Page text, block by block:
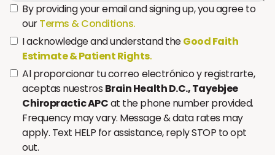
By providing your email and signing up, you agree to
ourTerms & Conditions.
I acknowledge and understand theGood Faith
Estimate & Patient Rights.
Al proporcionar tu correo electrónico y registrarte,
aceptas nuestros Brain Health D.C., Tayebjee
Chiropractic APCat the phone number provided.
Frequency may vary. Message & data rates may
apply. Text HELP for assistance, reply STOP to opt
out.